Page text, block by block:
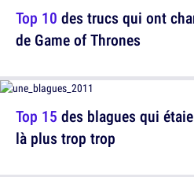
Top 10 des trucs qui ont
de Game of Thrones
Top 15 des blagues qui
là plus trop trop